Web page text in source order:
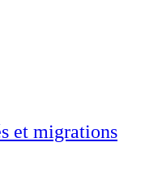
et migrations